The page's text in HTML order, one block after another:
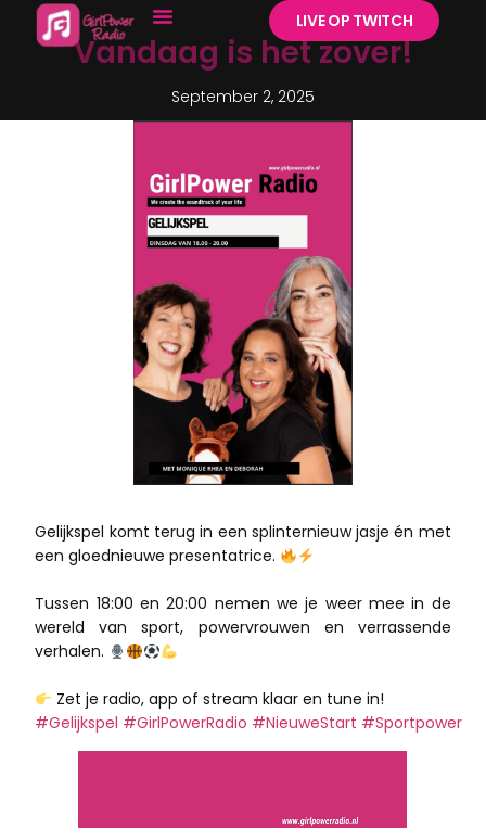
LIVE OP TWITCH
Vandaag is het zover!
September 2, 2025
Gelijkspel komt terug in een splinternieuw jasje én met
een gloednieuwe presentatrice.
Tussen 18:00 en 20:00 nemen we je weer mee in de
wereld van sport, powervrouwen en verrassende
verhalen.
Zet je radio, app of stream klaar en tune in!
#Gelijkspel #GirlPowerRadio #NieuweStart #Sportpower